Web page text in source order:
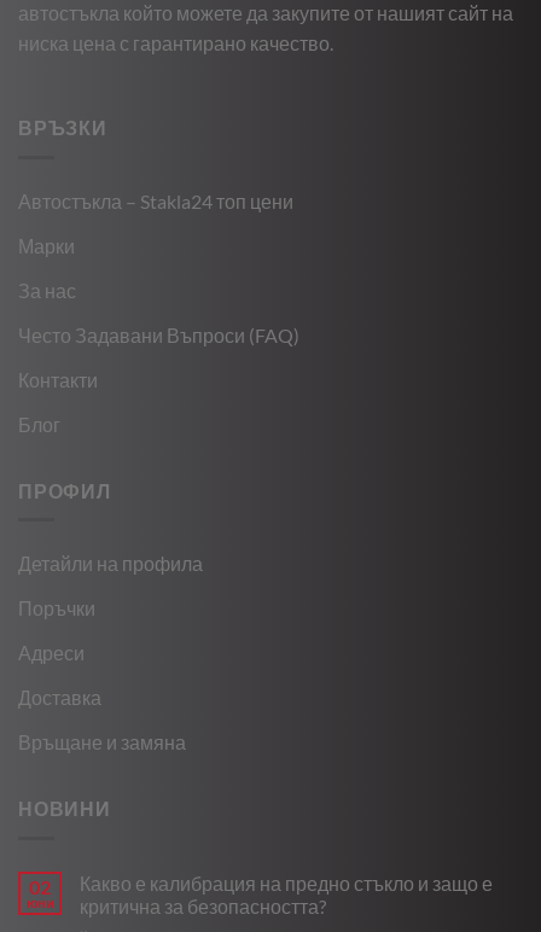
автостъкла който можете да закупите от нашият сайт на
ниска цена с гарантирано качество.
ВРЪЗКИ
Автостъкла – Stakla24 топ цени
Марки
За нас
Често Задавани Въпроси (FAQ)
Контакти
Блог
ПРОФИЛ
Детайли на профила
Поръчки
Адреси
Доставка
Връщане и замяна
НОВИНИ
02
юни
Какво е калибрация на предно стъкло и защо е
критична за безопасността?